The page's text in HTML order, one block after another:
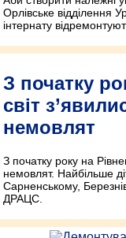
Орлівське відділення
інтернату
З початку
світ
немовлят
З початку року на
немовлят. Найбільше
Сарненському,
ДРАЦС.